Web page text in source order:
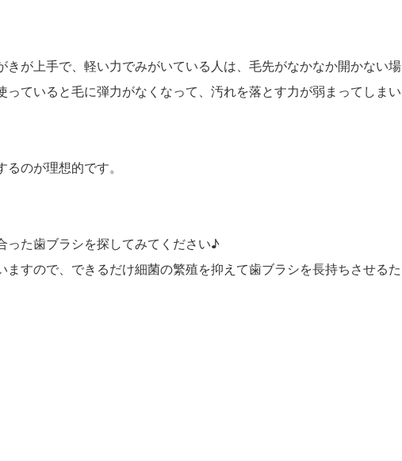
が上手で、軽い力でみがいている人は、毛先がなかなか開かない場
ていると毛に弾力がなくなって、汚れを落とす力が弱まってしまい
のが理想的です。
った歯ブラシを探してみてください♪
すので、できるだけ細菌の繁殖を抑えて歯ブラシを長持ちさせるた